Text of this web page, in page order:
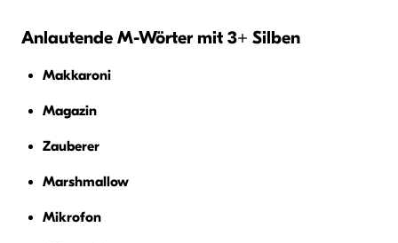
Anlautende M-Wörter mit 3+ Silben
Makkaroni
Magazin
Zauberer
Marshmallow
Mikrofon